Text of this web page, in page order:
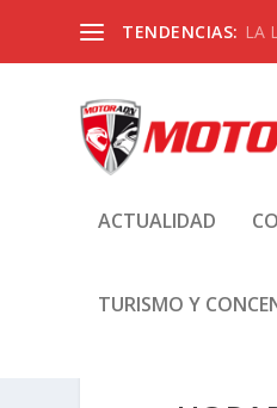
TENDENCIAS: LA
ACTUALIDAD
TURISMO Y